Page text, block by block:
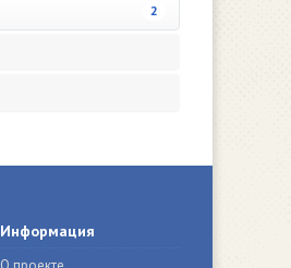
2
Информация